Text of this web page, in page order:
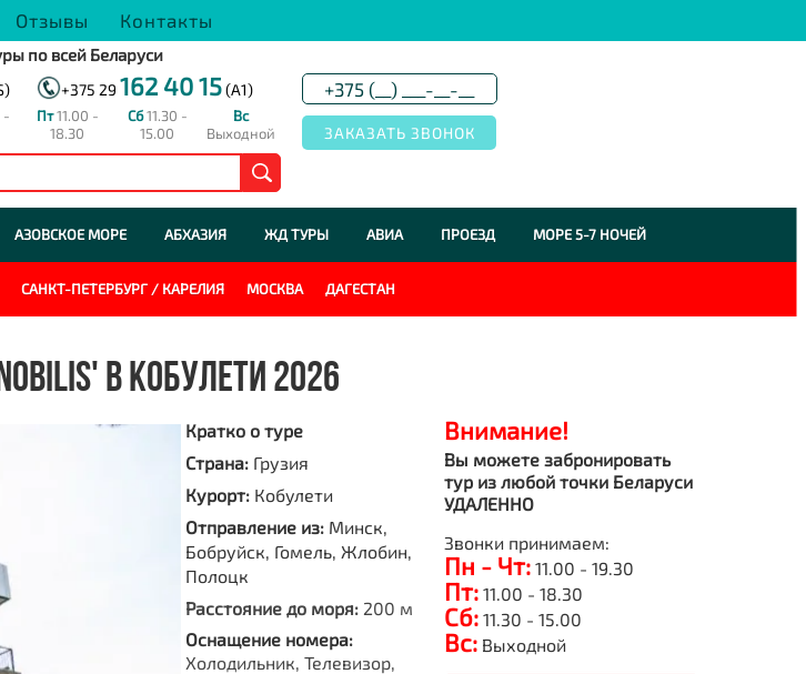
Отзывы Контакты
по всей Беларуси
+375 29 162 40 15(A1)
-
Пт11.00 -
18.30
Сб11.30 -
15.00
Вс
Выходной
АЗОВСКОЕ МОРЕ АБХАЗИЯ ЖД ТУРЫ АВИА ПРОЕЗД МОРЕ 5-7 НОЧЕЙ
САНКТ-ПЕТЕРБУРГ / КАРЕЛИЯ МОСКВА ДАГЕСТАН
В КОБУЛЕТИ 2026
Кратко о туре
Страна: Грузия
Курорт: Кобулети
Отправление из: Минск,
Бобруйск, Гомель, Жлобин,
Полоцк
Расстояние до моря:200 м
Оснащение номера:
Холодильник, Телевизор,
Внимание!
Вы можете забронировать
тур из любой точки Беларуси
УДАЛЕННО
Звонки принимаем:
Пн - Чт:11.00 - 19.30
Пт:11.00 - 18.30
Сб:11.30 - 15.00
Вс:Выходной